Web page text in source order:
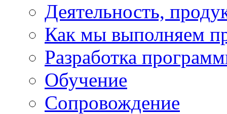
Деятельность,
Как мы выполняем
Разработка
Обучение
Сопровождение